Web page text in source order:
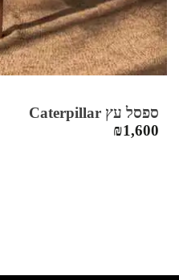
ספסל עץ Caterpillar
₪1,600